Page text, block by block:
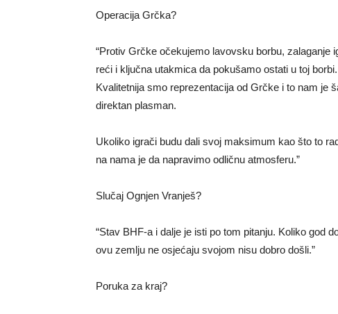
Operacija Grčka?
“Protiv Grčke očekujemo lavovsku borbu, zalaganje
reći i ključna utakmica da pokušamo ostati u toj
Kvalitetnija smo reprezentacija od Grčke i to nam je
direktan plasman.
Ukoliko igrači budu dali svoj maksimum kao što to
na nama je da napravimo odličnu atmosferu.”
Slučaj Ognjen Vranješ?
“Stav BHF-a i dalje je isti po tom pitanju. Koliko god
ovu zemlju ne osjećaju svojom nisu dobro došli.”
Poruka za kraj?